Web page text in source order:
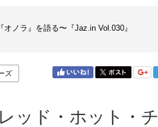
ノラ』を語る〜『Jaz.in Vol.030』
ズ
ッド・ホット・チ